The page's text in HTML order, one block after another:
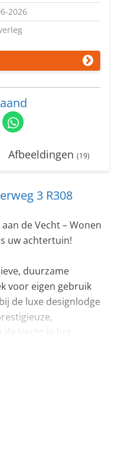
2026
Afbeeldingen (19)
3 R308
de Vecht – Wonen
uw achtertuin!
duurzame
voor eigen gebruik
de luxe designlodge
de Vecht in het
4 tot 6 personen)
verhoogde ligging op
fantastisch,
landschap,
op een toplocatie